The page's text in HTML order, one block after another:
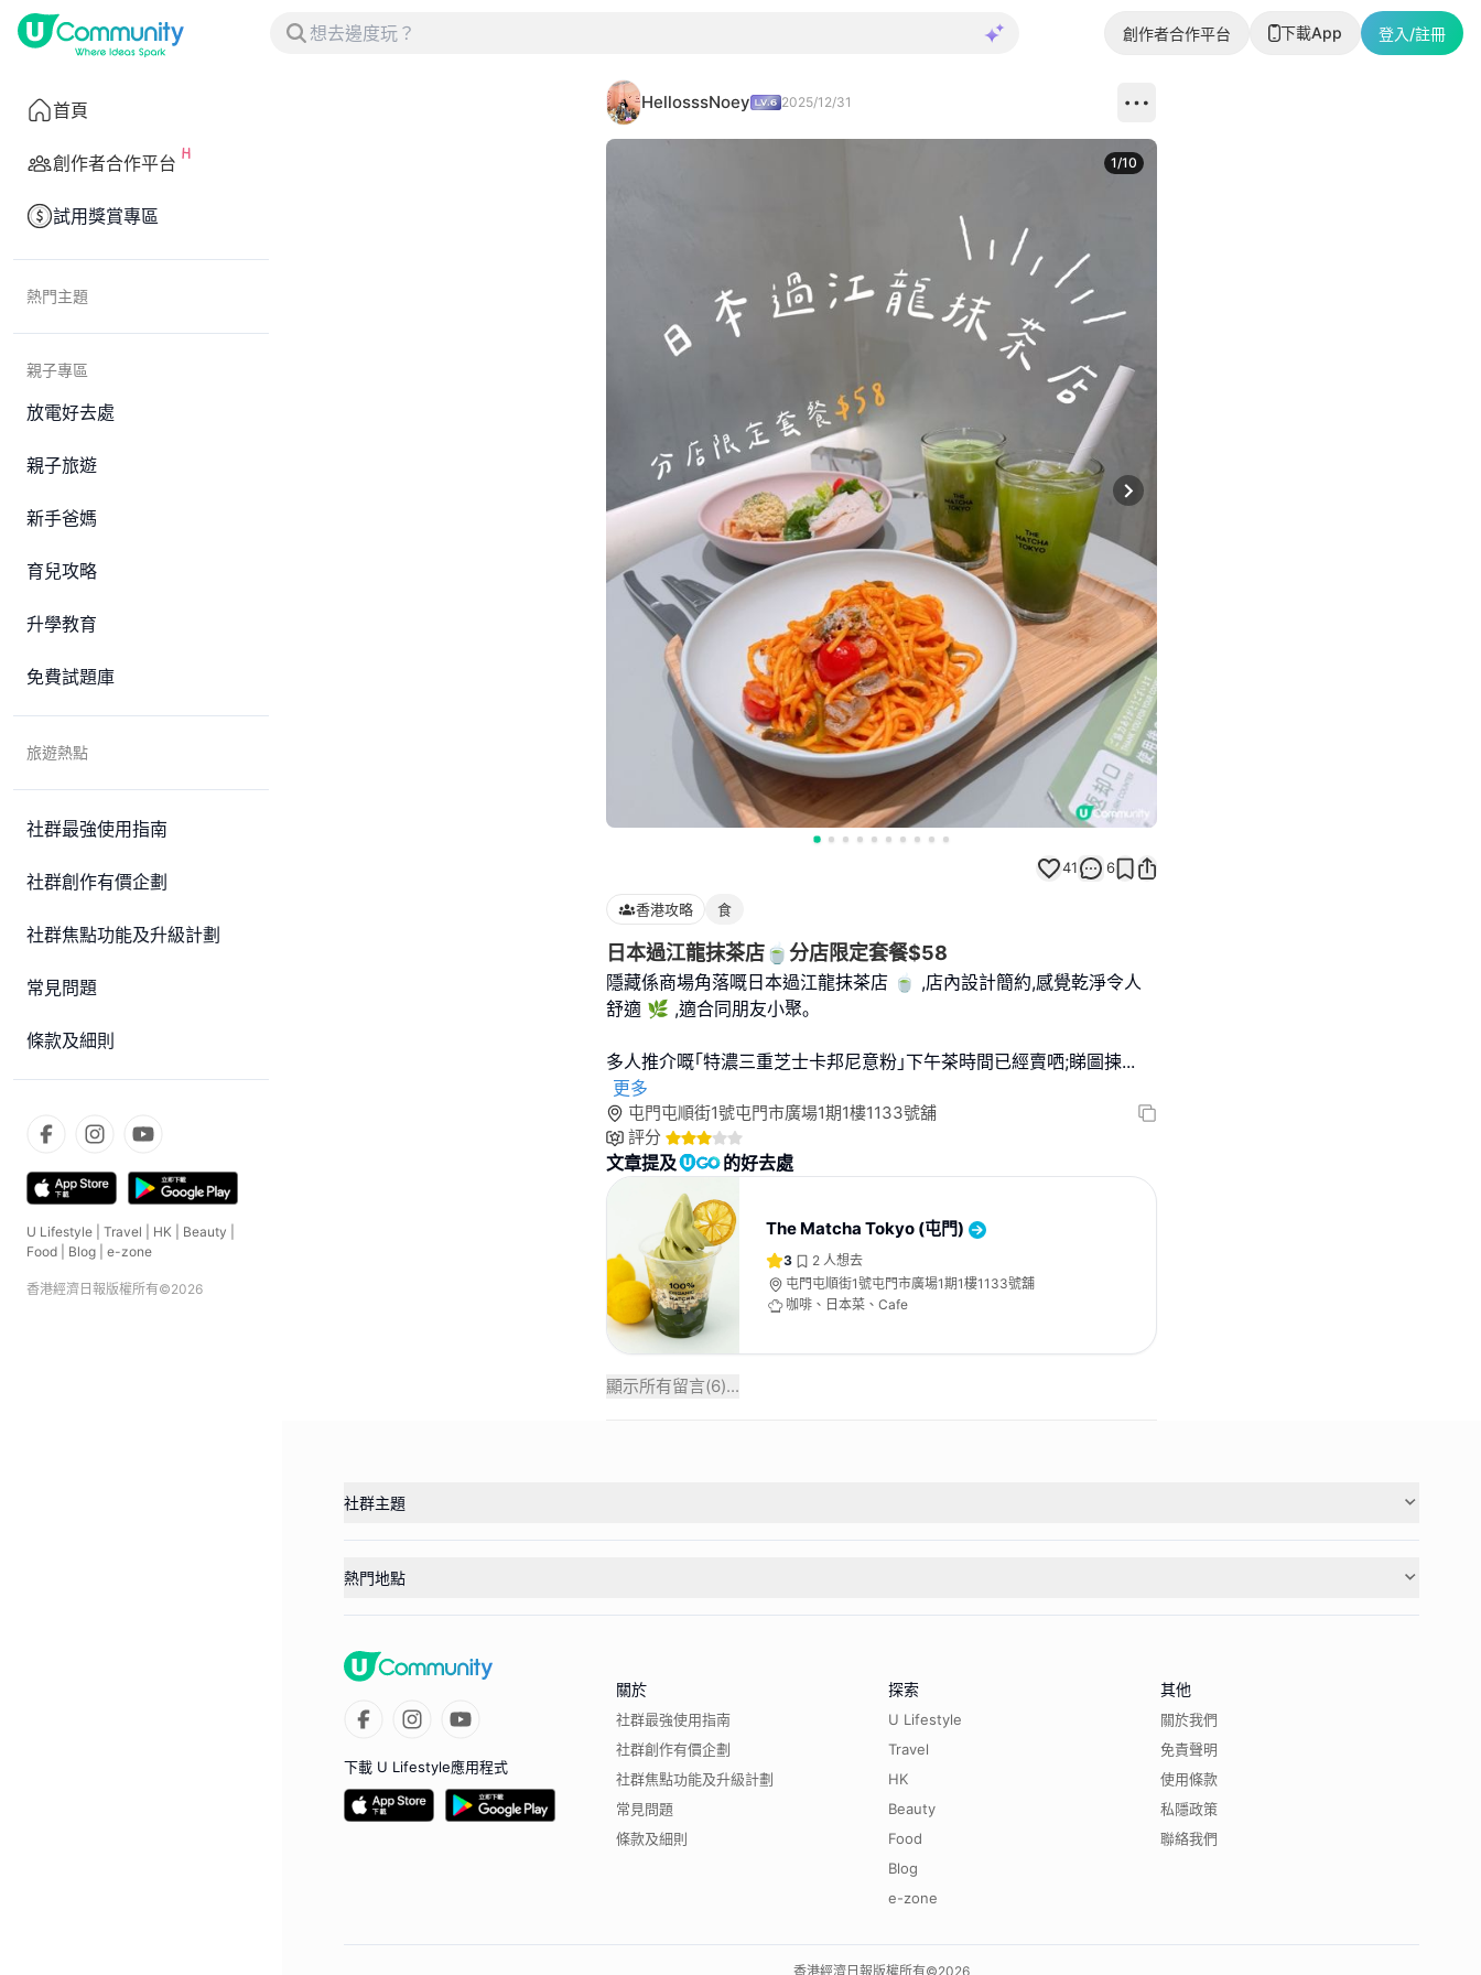
創作者合作平台 下載App 登入/註冊
首頁
創作者合作平台
試用獎賞專區
熱門主題
親子專區
放電好去處
親子旅遊
新手爸媽
育兒攻略
升學教育
免費試題庫
旅遊熱點
社群最強使用指南
社群創作有價企劃
社群焦點功能及升級計劃
常見問題
條款及細則
U Lifestyle Travel HK Beauty
Food
Blog e-zone
香港經濟日報版權所有©2026
HellosssNoey 2025/12/31
Next slide
1/10
41 6
香港攻略 食
日本過江龍抹茶店🍵分店限定套餐$58
隱藏係商場角落嘅日本過江龍抹茶店 🍵 ,店內設計簡約,感覺乾淨令人
舒適 🌿 ,適合同朋友小聚｡
多人推介嘅｢特濃三重芝士卡邦尼意粉｣下午茶時間已經賣哂;睇圖揀...
更多
屯門屯順街1號屯門市廣場1期1樓1133號舖
評分
文章提及 的好去處
The Matcha Tokyo (屯門)
3 2 人想去
屯門屯順街1號屯門市廣場1期1樓1133號舖
咖啡、日本菜、Cafe
顯示所有留言(6)...
社群主題
熱門地點
下載 U Lifestyle應用程式
關於
社群最強使用指南
社群創作有價企劃
社群焦點功能及升級計劃
常見問題
條款及細則
探索
U Lifestyle
Travel
HK
Beauty
Food
Blog
e-zone
其他
關於我們
免責聲明
使用條款
私隱政策
聯絡我們
香港經濟日報版權所有©2026